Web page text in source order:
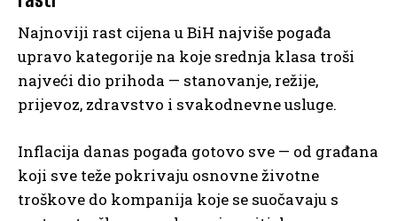
Najnoviji rast cijena u BiH najviše pogađa
upravo kategorije na koje srednja klasa troši
najveći dio prihoda — stanovanje, režije,
prijevoz, zdravstvo i svakodnevne usluge.
Inflacija danas pogađa gotovo sve — od građana
koji sve teže pokrivaju osnovne životne
troškove do kompanija koje se suočavaju s